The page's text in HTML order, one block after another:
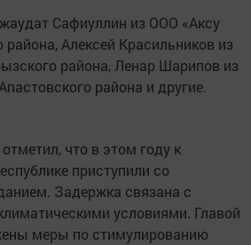
Сафиуллин из ООО «Аксу
района, Алексей Красильников из
района, Ленар Шарипов из
района и другие.
что в этом году к
приступили со
Задержка связана с
условиями. Главой
меры по стимулированию